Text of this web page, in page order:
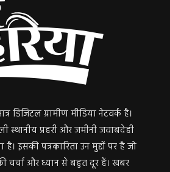
डिजिटल ग्रामीण मीडिया नेटवर्क है।
स्थानीय प्रहरी और जमीनी जवाबदेही
इसकी पत्रकारिता उन मुद्दों पर है जो
की चर्चा और ध्यान से बहुत दूर हैं। खबर